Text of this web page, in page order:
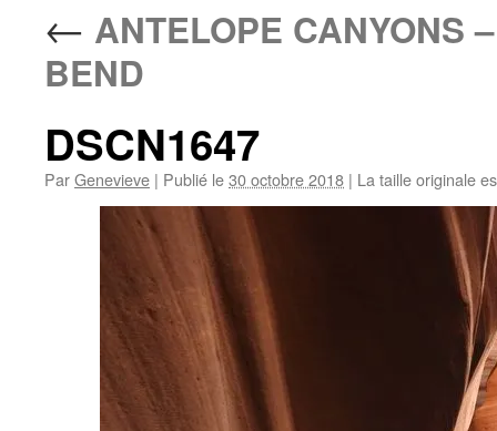
← ANTELOPE CANYONS
BEND
DSCN1647
ParGenevieve | Publié le30 octobre 2018 | La taille originale